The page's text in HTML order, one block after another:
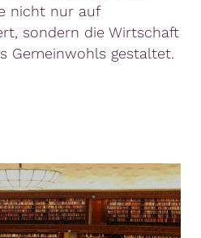
nicht nur auf
sondern die Wirtschaft
Gemeinwohls gestaltet.